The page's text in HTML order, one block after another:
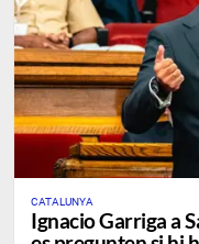
CATALUNYA
Ignacio Garriga a